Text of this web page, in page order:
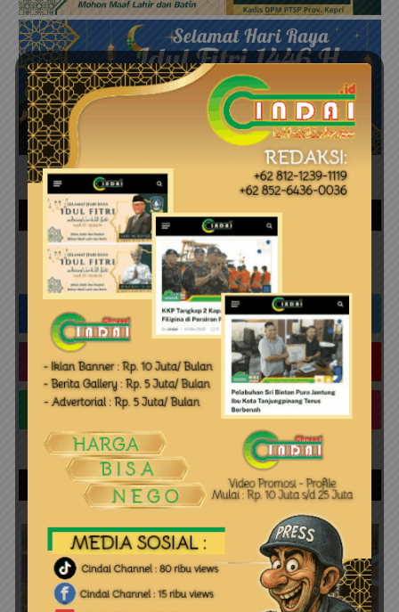
IKUTI KAMI
Facebook Twitter
Instagram YouTube
WhatsApp TikTok
JANGAN LEWATKAN!